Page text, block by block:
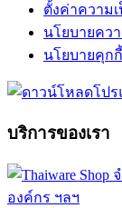
ตั้งค่าความ
นโยบายคว
นโยบายคุกกี้
บริการของเรา